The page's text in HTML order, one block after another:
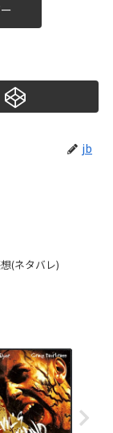
jb
(ネタバレ)